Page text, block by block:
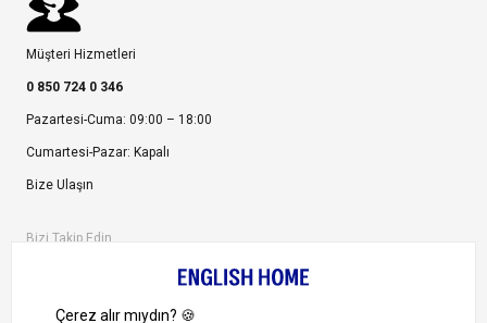
Müşteri Hizmetleri
0 850 724 0 346
Pazartesi-Cuma: 09:00 – 18:00
Cumartesi-Pazar: Kapalı
Bize Ulaşın
Bizi Takip Edin